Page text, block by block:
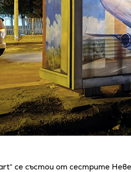
се състои от сестрите